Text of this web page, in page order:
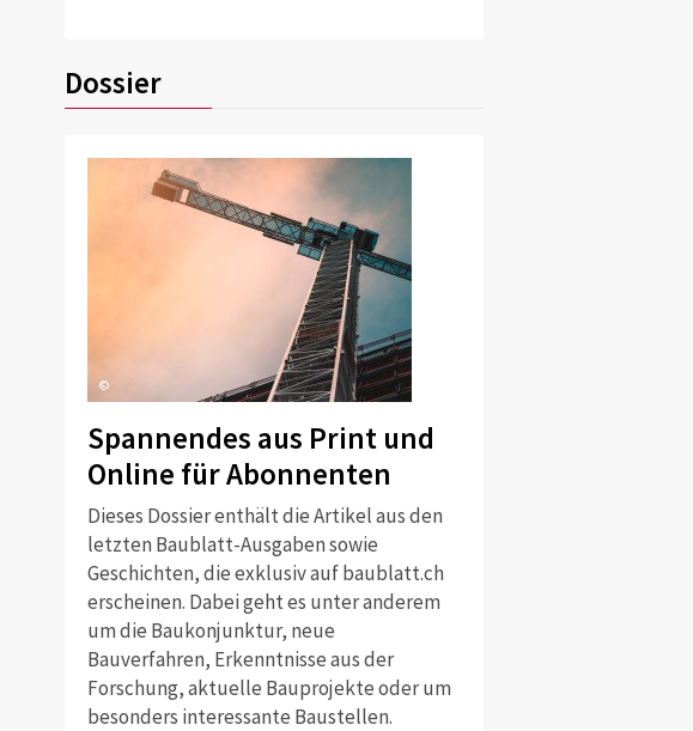
Dossier
©
Spannendes aus Print und
Online für Abonnenten
Dieses Dossier enthält die Artikel aus den
letzten Baublatt-Ausgaben sowie
Geschichten, die exklusiv auf baublatt.ch
erscheinen. Dabei geht es unter anderem
um die Baukonjunktur, neue
Bauverfahren, Erkenntnisse aus der
Forschung, aktuelle Bauprojekte oder um
besonders interessante Baustellen.